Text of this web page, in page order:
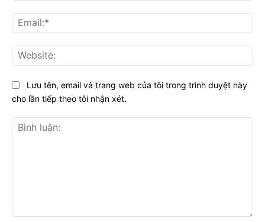
Lưu tên, email và trang web của tôi trong trình duyệt này
cho lần tiếp theo tôi nhận xét.